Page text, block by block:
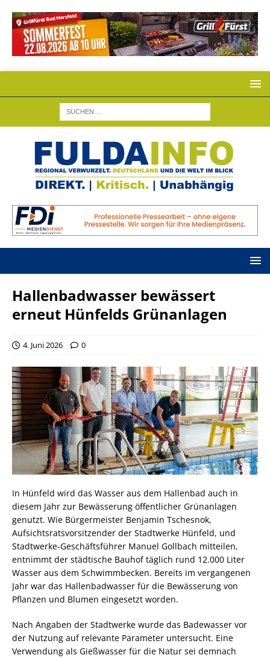
Hallenbadwasser bewässert
erneut Hünfelds Grünanlagen
4. Juni 2026 0
In Hünfeld wird das Wasser aus dem Hallenbad auch in
diesem Jahr zur Bewässerung öffentlicher Grünanlagen
genutzt. Wie Bürgermeister Benjamin Tschesnok,
Aufsichtsratsvorsitzender der Stadtwerke Hünfeld, und
Stadtwerke-Geschäftsführer Manuel Gollbach mitteilen,
entnimmt der städtische Bauhof täglich rund 12.000 Liter
Wasser aus dem Schwimmbecken. Bereits im vergangenen
Jahr war das Hallenbadwasser für die Bewässerung von
Pflanzen und Blumen eingesetzt worden.
Nach Angaben der Stadtwerke wurde das Badewasser vor
der Nutzung auf relevante Parameter untersucht. Eine
Verwendung als Gießwasser für die Natur sei demnach